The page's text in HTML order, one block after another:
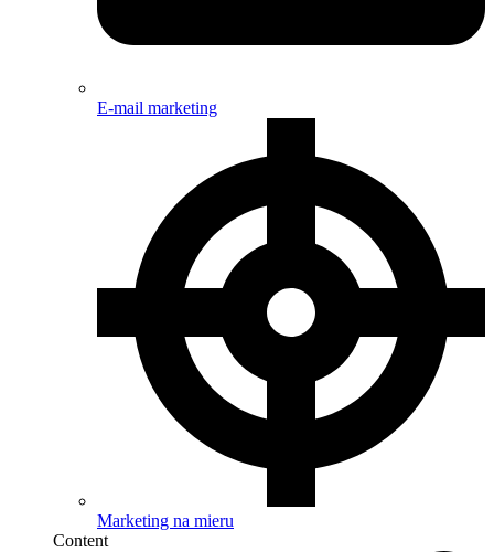
E-mail marketing
Marketing na mieru
Content